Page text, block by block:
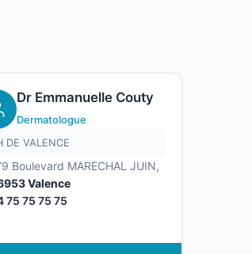
Dr Emmanuelle Couty
Dermatologue
DE VALENCE
Boulevard MARECHAL JUIN,
Valence
75 75 75 75